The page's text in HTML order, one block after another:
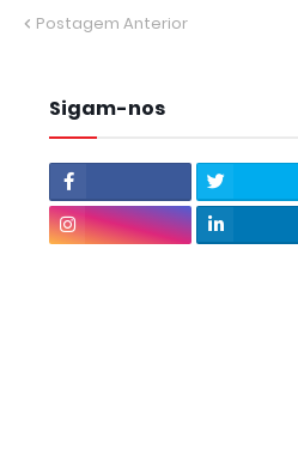
Postagem Anterior
Sigam-nos